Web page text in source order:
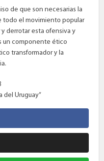
de que son necesarias la
todo el movimiento popular
derrotar esta ofensiva y
un componente ético
transformador y la
del Uruguay”